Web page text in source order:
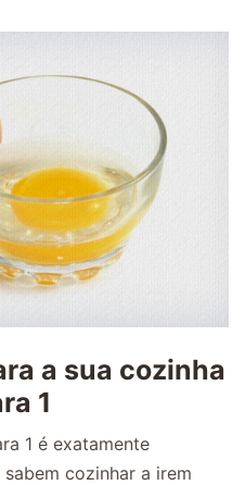
a sua cozinha
1
1 é exatamente
cozinhar a irem